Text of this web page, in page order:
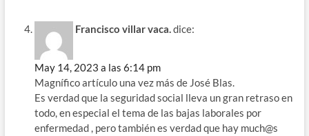
Francisco villar vaca.dice:
May 14, 2023 a las 6:14 pm
Magnífico artículo una vez más de José Blas.
Es verdad que la seguridad social lleva un gran retraso en
todo, en especial el tema de las bajas laborales por
enfermedad , pero también es verdad que hay much@s